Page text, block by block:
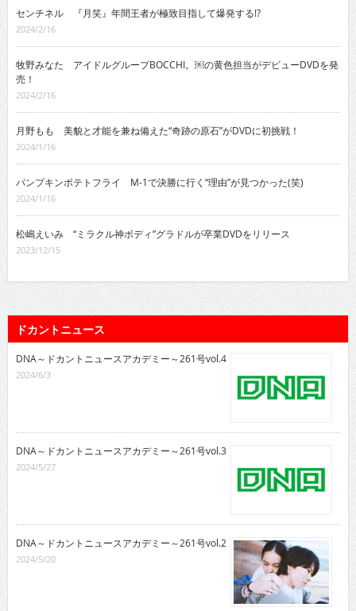
センチネル 『月笑』年間王者が極致目指して爆発する!?
2024/2/16
牧野みなた アイドルグループBOCCHI。￼の黄色担当がデビューDVDを発
売！
2024/2/16
月野もも 美貌と才能を兼ね備えた“奇跡の原石”がDVDに初挑戦！
2024/1/16
パンプキンポテトフライ M-1で決勝に行く“理由”が見つかった(笑)
2024/1/16
松嶋えいみ “ミラクル神ボディ”グラドルが卒業DVDをリリース
2023/12/15
ドカントニュース
DNA～ドカントニュースアカデミー～261号vol.4
2024/6/3
DNA～ドカントニュースアカデミー～261号vol.3
2024/5/27
DNA～ドカントニュースアカデミー～261号vol.2
2024/5/20